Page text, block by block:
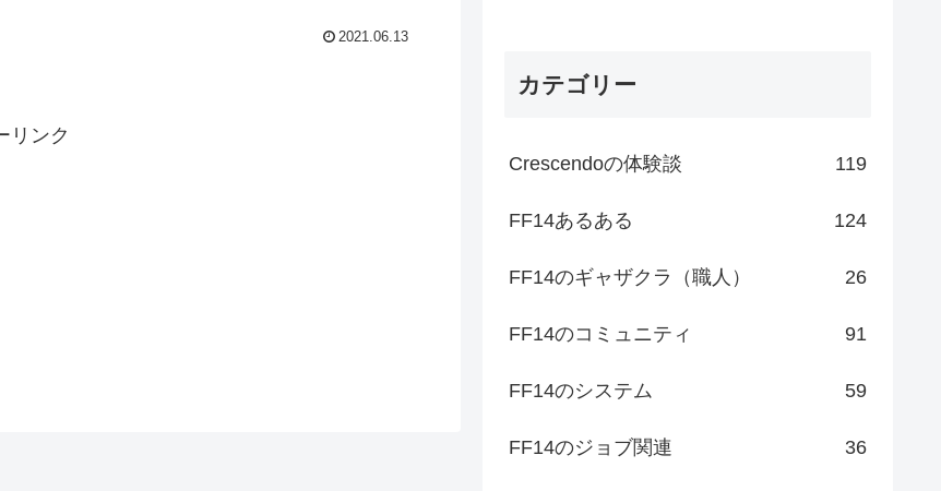
2021.06.13
リンク
カテゴリー
Crescendoの体験談 119
FF14あるある 124
FF14のギャザクラ（職人） 26
FF14のコミュニティ 91
FF14のシステム 59
FF14のジョブ関連 36